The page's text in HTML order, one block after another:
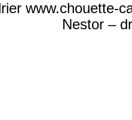
www.chouette-
Nestor –